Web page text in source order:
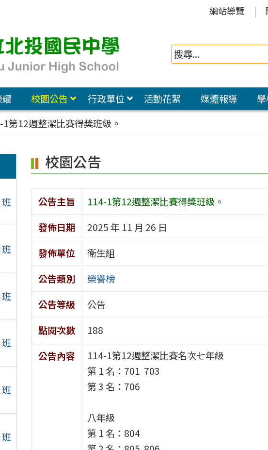
網站導覽
校園公告 行政單位 活動花絮 媒體報導
1第12週整潔比賽得獎班級。
校園公告
公告主旨
114-1第12週整潔比賽得獎班級。
發佈日期
2025 年 11 月 26 日
發佈單位
衛生組
公告類別
榮譽榜
公告等級
公告
點閱次數
188
公告內容
114-1第12週整潔比賽名次七年級
第 1 名：701 703
第 3 名：706
八年級
第 1 名：804